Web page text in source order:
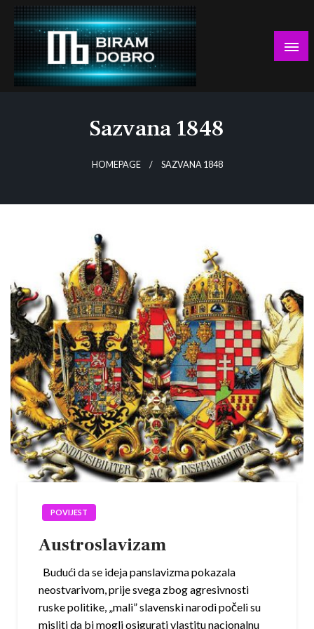
Skip
content
Sazvana 1848
HOMEPAGE SAZVANA 1848
POVIJEST
Austroslavizam
Budući da se ideja panslavizma pokazala
neostvarivom, prije svega zbog agresivnosti
ruske politike, „mali” slavenski narodi počeli su
misliti da bi mogli osigurati vlastitu nacionalnu